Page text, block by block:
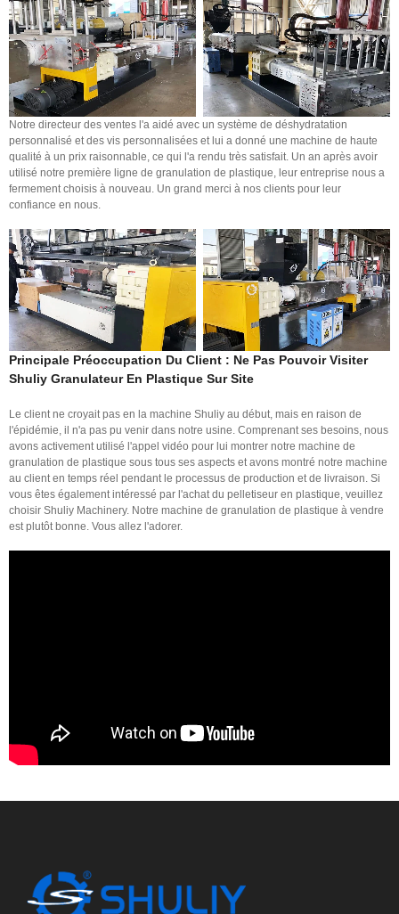
Notre directeur des ventes l'a aidé avec un système de déshydratation
personnalisé et des vis personnalisées et lui a donné une machine de haute
qualité à un prix raisonnable, ce qui l'a rendu très satisfait. Un an après avoir
utilisé notre première ligne de granulation de plastique, leur entreprise nous a
fermement choisis à nouveau. Un grand merci à nos clients pour leur
confiance en nous.
Principale Préoccupation Du Client : Ne Pas Pouvoir Visiter
Shuliy Granulateur En Plastique Sur Site
Le client ne croyait pas en la machine Shuliy au début, mais en raison de
l'épidémie, il n'a pas pu venir dans notre usine. Comprenant ses besoins, nous
avons activement utilisé l'appel vidéo pour lui montrer notre machine de
granulation de plastique sous tous ses aspects et avons montré notre machine
au client en temps réel pendant le processus de production et de livraison. Si
vous êtes également intéressé par l'achat du pelletiseur en plastique, veuillez
choisir Shuliy Machinery. Notre machine de granulation de plastique à vendre
est plutôt bonne. Vous allez l'adorer.